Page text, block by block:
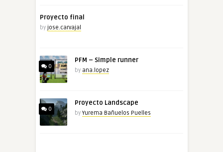
Proyecto final
by jose.carvajal
0
PFM – Simple runner
by ana.lopez
0
Proyecto Landscape
by Yurema Bañuelos Puelles